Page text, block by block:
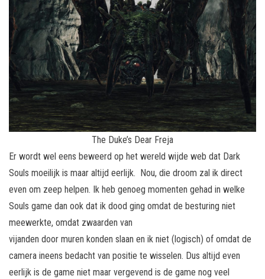
The Duke’s Dear Freja
Er wordt wel eens beweerd op het wereld wijde web dat Dark
Souls moeilijk is maar altijd eerlijk. Nou, die droom zal ik direct
even om zeep helpen. Ik heb genoeg momenten gehad in welke
Souls game dan ook dat ik dood ging omdat de besturing niet
meewerkte, omdat zwaarden van
vijanden door muren konden slaan en ik niet (logisch) of omdat de
camera ineens bedacht van positie te wisselen. Dus altijd even
eerlijk is de game niet maar vergevend is de game nog veel